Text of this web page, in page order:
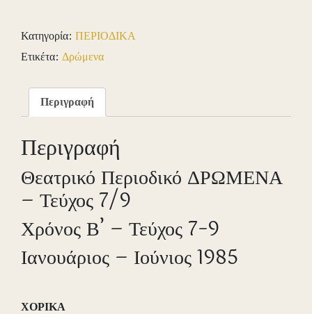
Τεύχος
7/9
Κατηγορία: ΠΕΡΙΟΔΙΚΑ
Ετικέτα: Δρώμενα
Περιγραφή
Περιγραφή
Θεατρικό Περιοδικό ΔΡΩΜΕΝΑ
– Τεύχος 7/9
Χρόνος Β’ – Τεύχος 7-9
Ιανουάριος – Ιούνιος 1985
ΧΟΡΙΚΑ